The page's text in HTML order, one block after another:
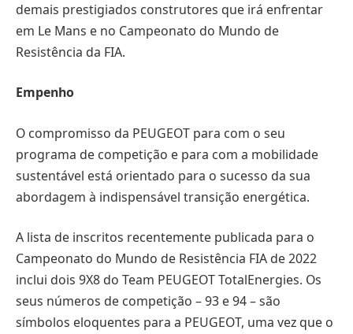
demais prestigiados construtores que irá enfrentar
em Le Mans e no Campeonato do Mundo de
Resistência da FIA.
Empenho
O compromisso da PEUGEOT para com o seu
programa de competição e para com a mobilidade
sustentável está orientado para o sucesso da sua
abordagem à indispensável transição energética.
A lista de inscritos recentemente publicada para o
Campeonato do Mundo de Resistência FIA de 2022
inclui dois 9X8 do Team PEUGEOT TotalEnergies. Os
seus números de competição – 93 e 94 – são
símbolos eloquentes para a PEUGEOT, uma vez que o